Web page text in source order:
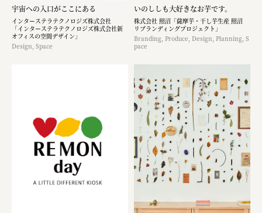
宇宙への入口がここにある
インターステラテクノロジズ株式会社
「インターステラテクノロジズ株式会社新
オフィスの空間デザイン」
Design, Space
いのししも大好きなお芋です。​
株式会社 照沼「薩摩芋・干し芋生産 照沼
リブランディングプロジェクト」
Branding, Produce, Design, Planning, S
pace